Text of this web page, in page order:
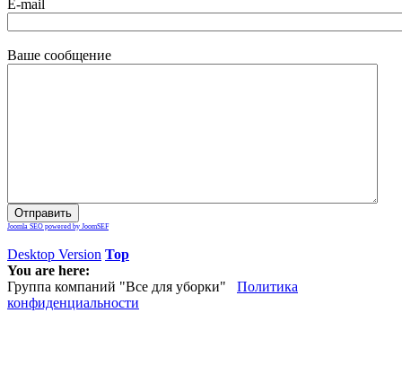
E-mail
Ваше сообщение
Joomla SEO powered by JoomSEF
Desktop Version Top
You are here:
Группа компаний "Все для уборки" Политика
конфиденциальности